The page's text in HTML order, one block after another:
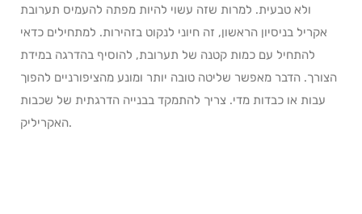
ולא טבעית. למרות שזה עשוי להיות מפתה להעמיס תערובת
אקריל בניסיון הראשון, זה חיוני לנקוט בזהירות. למתחילים כדאי
להתחיל עם כמות קטנה של תערובת, להוסיף בהדרגה במידת
הצורך. הדבר מאפשר שליטה טובה יותר ומונע מהציפורניים להפוך
עבות או כבדות מדי. צריך להתמקד בבנייה הדרגתית של שכבות
האקריליק.